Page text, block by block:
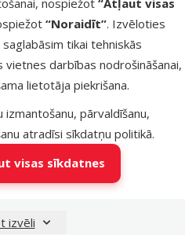
“Noraidīt”. Izvēloties
tikai tehniskās
darbības nodrošināšanai,
lietotāja piekrišana.
pārvaldīšanu,
atradīsi sīkdatņu politikā.
visas sīkdatnes
izvēli
suņiem - Dog
Xmas Santa
Hat, Squeaky, 40
8,99 €
6,74 €
Pievienot
grozam
rotaļlieta raga formā
lieliska izvēle. Svētku tematika